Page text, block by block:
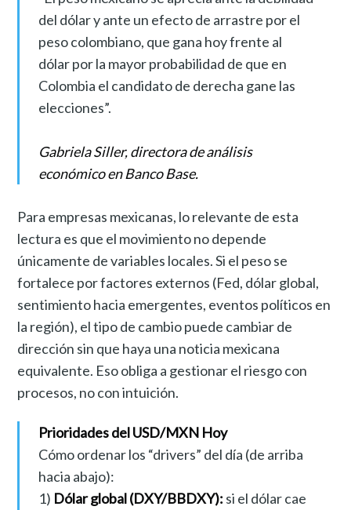
del dólar y ante un efecto de arrastre por el
peso colombiano, que gana hoy frente al
dólar por la mayor probabilidad de que en
Colombia el candidato de derecha gane las
elecciones”.
Gabriela Siller, directora de análisis
económico en Banco Base.
Para empresas mexicanas, lo relevante de esta
lectura es que el movimiento no depende
únicamente de variables locales. Si el peso se
fortalece por factores externos (Fed, dólar global,
sentimiento hacia emergentes, eventos políticos en
la región), el tipo de cambio puede cambiar de
dirección sin que haya una noticia mexicana
equivalente. Eso obliga a gestionar el riesgo con
procesos, no con intuición.
Prioridades del USD/MXN Hoy
Cómo ordenar los “drivers” del día (de arriba
hacia abajo):
1) Dólar global (DXY/BBDXY): si el dólar cae